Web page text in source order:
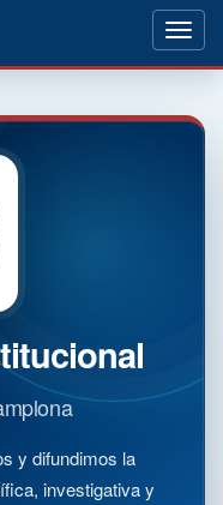
y difundimos la
investigativa y